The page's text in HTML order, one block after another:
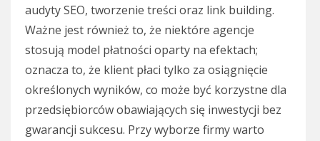
audyty SEO, tworzenie treści oraz link building.
Ważne jest również to, że niektóre agencje
stosują model płatności oparty na efektach;
oznacza to, że klient płaci tylko za osiągnięcie
określonych wyników, co może być korzystne dla
przedsiębiorców obawiających się inwestycji bez
gwarancji sukcesu. Przy wyborze firmy warto